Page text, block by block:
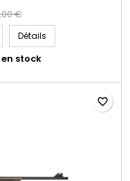
€
DétailsCARABINE RIO
stock
favorite_border